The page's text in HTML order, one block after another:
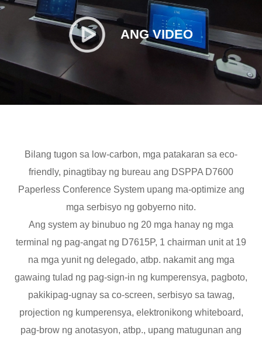
ANG VIDEO
Bilang tugon sa low-carbon, mga patakaran sa eco-
friendly, pinagtibay ng bureau ang DSPPA D7600
Paperless Conference System upang ma-optimize ang
mga serbisyo ng gobyerno nito.
Ang system ay binubuo ng 20 mga hanay ng mga
terminal ng pag-angat ng D7615P, 1 chairman unit at 19
na mga yunit ng delegado, atbp. nakamit ang mga
gawaing tulad ng pag-sign-in ng kumperensya, pagboto,
pakikipag-ugnay sa co-screen, serbisyo sa tawag,
projection ng kumperensya, elektronikong whiteboard,
pag-brow ng anotasyon, atbp., upang matugunan ang